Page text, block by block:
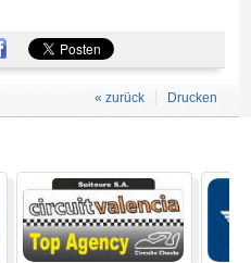
Drucken
« zurück